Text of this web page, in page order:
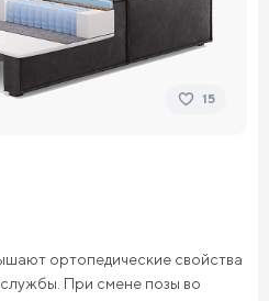
15
ортопедические свойства
При смене позы во